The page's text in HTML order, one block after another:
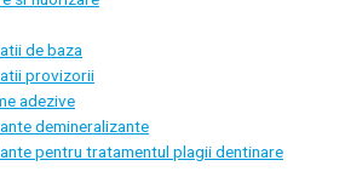
de baza
provizorii
adezive
demineralizante
pentru tratamentul plagii dentinare